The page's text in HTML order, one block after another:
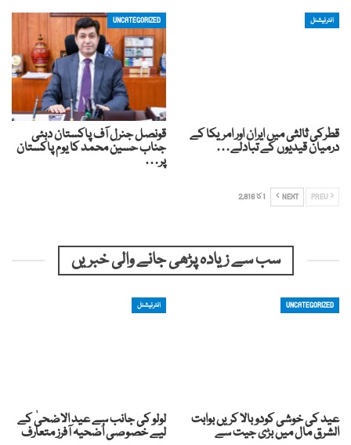
انٹرنیشنل
قطرکی ثالثی میں ایران اور امریکا کے
درمیان قیدیوں کے تبادلے…
UNCATEGORIZED
قونصل جنرل آف پاکستان دبئی
جناب حسین محمد کا یوم پاکستان
پر…
NEXT 1 کا 2,816
سب سے زیادہ پڑھی جانے والی خبریں
UNCATEGORIZED
عید کی خوشی کودوبالا کریں بوابت
الشرق مال میں بڑی جیت سے
انٹرنیشنل
لولو کی جانب سے عید الاضحیٰ کے
لیے خصوصی اُضحیہ آفرز متعارف